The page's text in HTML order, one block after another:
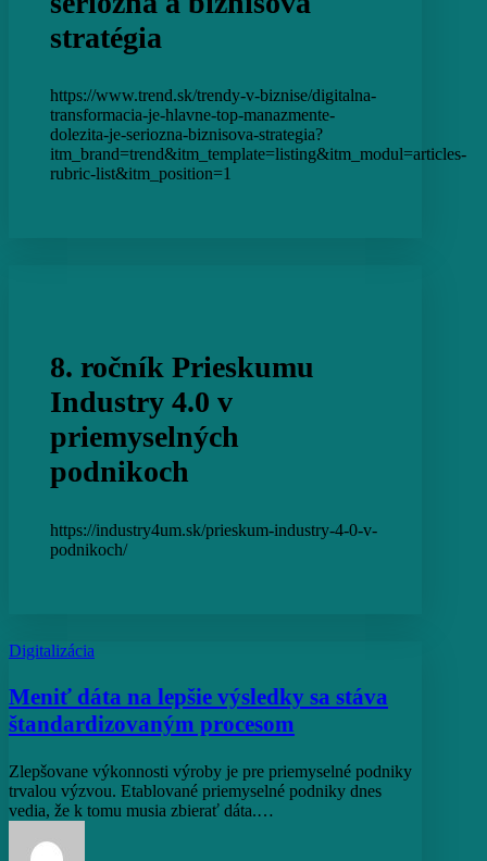
stratégia
https://www.trend.sk/trendy-v-biznise/digitalna-
transformacia-je-hlavne-top-manazmente-
dolezita-je-seriozna-biznisova-strategia?
itm_brand=trend&itm_template=listing&itm_modul=articles-
rubric-list&itm_position=1
8. ročník Prieskumu
Industry 4.0 v
priemyselných
podnikoch
https://industry4um.sk/prieskum-industry-4-0-v-
podnikoch/
Meniť
na
lepšie
výsledky
stáva
štandardizovaným
procesom
Digitalizácia
Meniť dáta na lepšie výsledky sa stáva
štandardizovaným procesom
Zlepšovane výkonnosti výroby je pre priemyselné podniky
trvalou výzvou. Etablované priemyselné podniky dnes
vedia, že k tomu musia zbierať dáta.…